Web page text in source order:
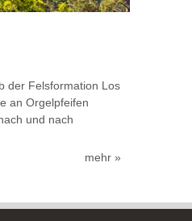
der Felsformation Los
an Orgelpfeifen
und nach
mehr »